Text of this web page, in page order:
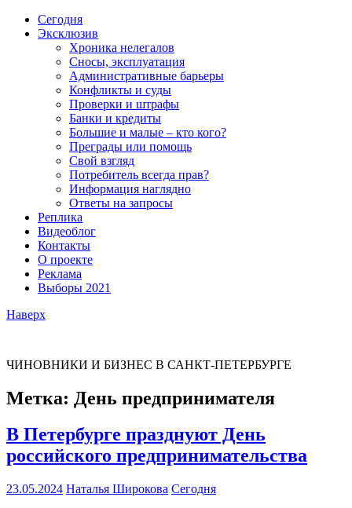
Сегодня
Эксклюзив
Хроника нелегалов
Сносы, эксплуатация
Административные барьеры
Конфликты и суды
Проверки и штрафы
Банки и кредиты
Большие и малые – кто кого?
Преграды или помощь
Свой взгляд
Потребитель всегда прав?
Информация наглядно
Ответы на запросы
Реплика
Видеоблог
Контакты
О проекте
Реклама
Выборы 2021
Наверх
ЧИНОВНИКИ И БИЗНЕС В САНКТ-ПЕТЕРБУРГЕ
Метка: День предпринимателя
В Петербурге празднуют День
российского предпринимательства
23.05.2024 Наталья Широкова Сегодня